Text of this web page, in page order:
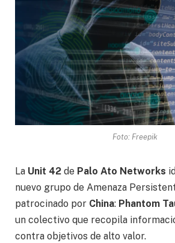
Foto: Freepik
La Unit 42 de Palo Ato Networks
nuevo grupo de Amenaza
patrocinado por China: Phantom
un colectivo que recopila
contra objetivos de alto valor.